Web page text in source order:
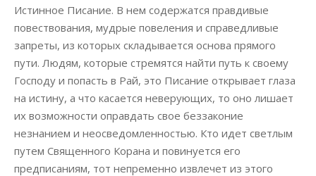
Истинное Писание. В нем содержатся правдивые
повествования, мудрые повеления и справедливые
запреты, из которых складывается основа прямого
пути. Людям, которые стремятся найти путь к своему
Господу и попасть в Рай, это Писание открывает глаза
на истину, а что касается неверующих, то оно лишает
их возможности оправдать свое беззаконие
незнанием и неосведомленностью. Кто идет светлым
путем Священного Корана и повинуется его
предписаниям, тот непременно извлечет из этого